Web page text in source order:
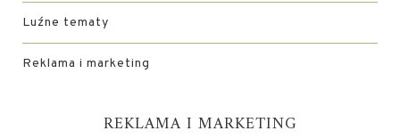
Luźne tematy
Reklama i marketing
REKLAMA I MARKETING